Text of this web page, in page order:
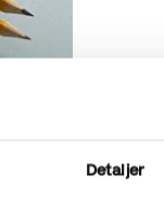
Detaljer